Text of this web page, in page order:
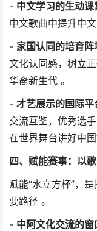
- 中文学习的生动课
中文歌曲中提升中
- 家国认同的培育阵
文化认同感，树立
华裔新生代 。
- 才艺展示的国际平
交流互鉴，优秀选
在世界舞台讲好中国
四、赋能赛事：以
赋能“水立方杯”，
要路径 。
- 中阿文化交流的窗